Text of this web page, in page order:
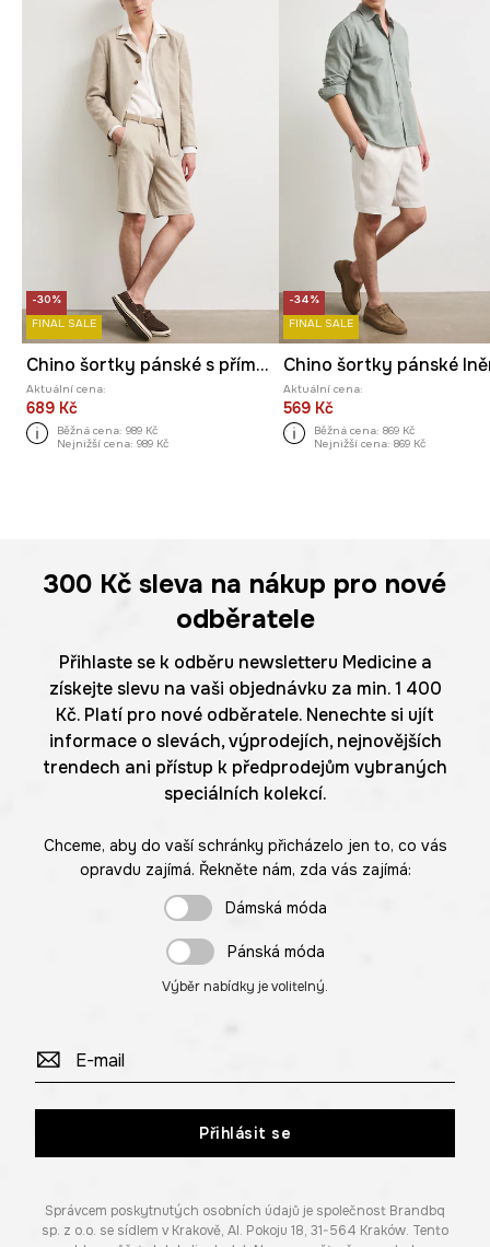
-30%
FINAL SALE
Chino šortky pánské s příměsí lnu regular waist
Aktuální cena:
689 Kč
Běžná cena: 989 Kč
Nejnižší cena: 989 Kč
-34%
FINAL SALE
Aktuální cena:
569 Kč
Běžná cena: 869 Kč
Nejnižší cena: 869 Kč
300 Kč sleva na nákup pro nové
odběratele
Přihlaste se k odběru newsletteru Medicine a
získejte slevu na vaši objednávku za min. 1 400
Kč. Platí pro nové odběratele. Nenechte si ujít
informace o slevách, výprodejích, nejnovějších
trendech ani přístup k předprodejům vybraných
speciálních kolekcí.
Chceme, aby do vaší schránky přicházelo jen to, co vás
opravdu zajímá. Řekněte nám, zda vás zajímá:
Dámská móda
Pánská móda
Výběr nabídky je volitelný.
Přihlásit se
Správcem poskytnutých osobních údajů je společnost Brandbq
sp. z o.o. se sídlem v Krakově, Al. Pokoju 18, 31-564 Kraków. Tento